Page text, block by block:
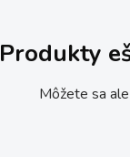
Produkty
Môžete sa